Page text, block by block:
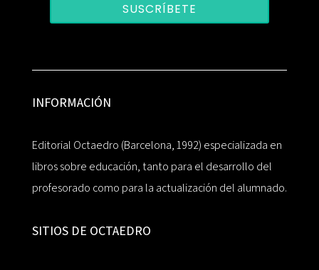
SUSCRÍBETE
INFORMACIÓN
Editorial Octaedro (Barcelona, 1992) especializada en
libros sobre educación, tanto para el desarrollo del
profesorado como para la actualización del alumnado.
SITIOS DE OCTAEDRO